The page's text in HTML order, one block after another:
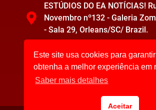
ESTÚDIOS DO EA NOTÍCIAS!
Novembro nº132 - Galeria
- Sala 29, Orleans/SC/ Brazil.
Este site usa cookies para
obtenha a melhor experiência em
Saber mais detalhes
Aceitar